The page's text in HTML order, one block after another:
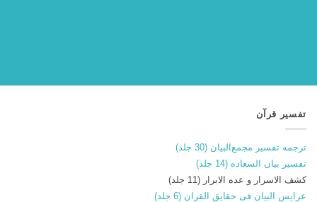
تفسیر قرآن
ترجمه تفسیر مجمع‌البیان (30 جلد)
تفسیر بیان السعاده (14 جلد)
کشف الاسرار و عده الابرار (11 جلد)
عرایس البیان فی حقایق القران (6 جلد)